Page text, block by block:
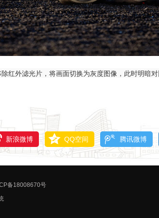
红外滤光片，将画面切换为灰度图像，此时明暗
新浪微博 QQ空间 腾讯微博
备18008670号